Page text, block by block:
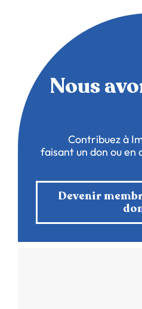
Nous
Contribuez à
faisant un don ou en
Devenir